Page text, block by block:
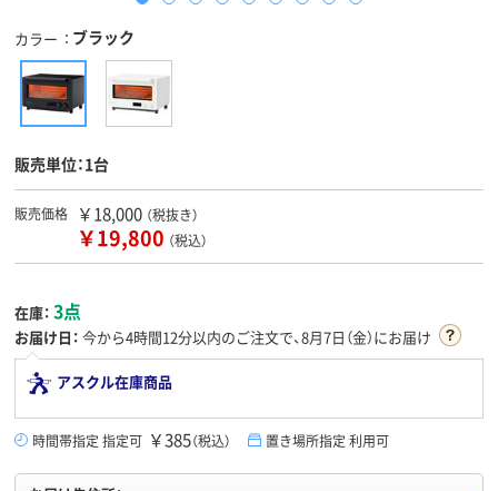
カラー ブラック
販売単位：1台
販売価格 ￥18,000 （税抜き）
￥19,800 （税込）
在庫： 3点
お届け日： 今から4時間12分以内のご注文で、8月7日（金）にお届け
アスクル在庫商品
時間帯指定 指定可 ￥385（税込） 置き場所指定 利用可